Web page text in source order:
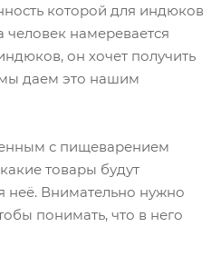
которой для индюков
человек намеревается
он хочет получить
даем это нашим
с пищеварением
товары будут
неё. Внимательно нужно
понимать, что в него